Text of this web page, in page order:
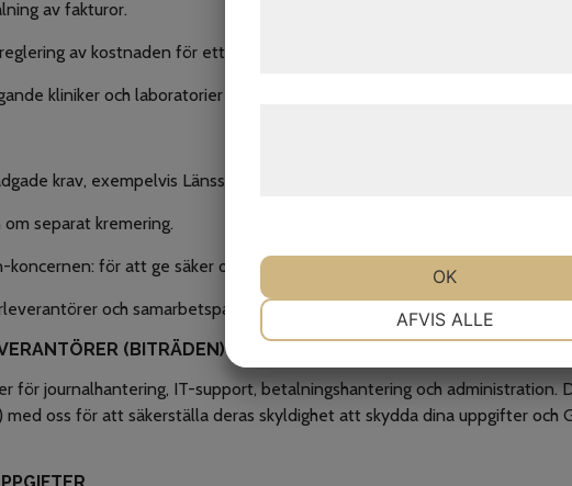
av fakturor.
av kostnaden för ett veterinärbesök.
kliniker och laboratorier som till exempel Idexx för vidare behandling.
krav, exempelvis Länsstyrelsen vid djurskyddsärenden.
separat kremering.
koncernen: för att ge säker och sammanhållen vård samt hantera
och samarbetspartners, kontakta oss gärna.
(BITRÄDEN)
för journalhantering, IT-support, betalningshantering och administration.
oss för att säkerställa deras skyldighet att skydda dina uppgifter
MARKETING STATISTIK
AFVIS ALLE
OK